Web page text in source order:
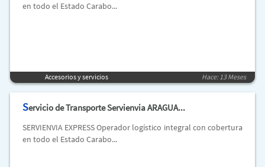
en todo el Estado Carabo...
Accesorios y servicios Hace: 13 Meses
Servicio de Transporte Servienvia ARAGUA...
SERVIENVIA EXPRESS Operador logístico integral con cobertura
en todo el Estado Carabo...